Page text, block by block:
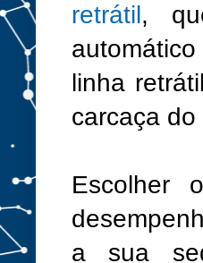
retrátil ,
linha
carcaça
Escolher
a sua